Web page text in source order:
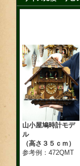
山小屋鳩時計モデ
ル
（高さ３５ｃｍ）
参考例：472QMT